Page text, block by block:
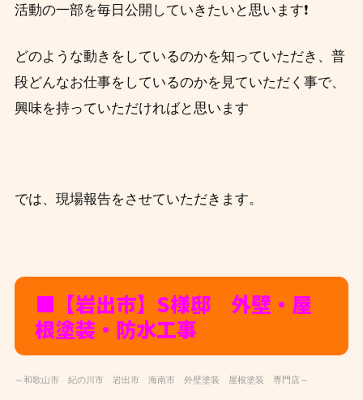
活動の一部を毎日公開していきたいと思います❗
どのような動きをしているのかを知っていただき、 普
段どんなお仕事をしているのかを見ていただく事で、
興味を持っていただければと思います
では、現場報告をさせていただきます。
■【岩出市】S様邸 外壁・屋
根塗装・防水工事
～和歌山市 紀の川市 岩出市 海南市 外壁塗装 屋根塗装 専門店～